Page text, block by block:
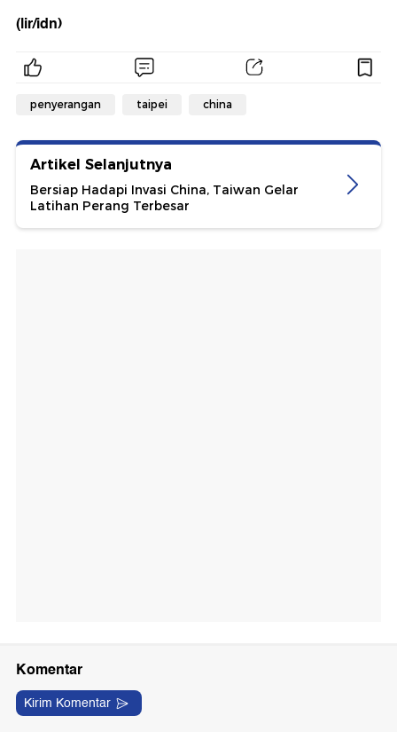
(lir/idn)
penyerangan taipei china
Artikel Selanjutnya
Bersiap Hadapi Invasi China, Taiwan Gelar
Latihan Perang Terbesar